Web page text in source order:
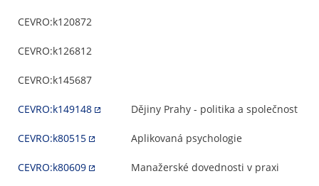
CEVRO:k120872
CEVRO:k126812
CEVRO:k145687
CEVRO:k149148 Dějiny Prahy - politika a společnost
CEVRO:k80515 Aplikovaná psychologie
CEVRO:k80609 Manažerské dovednosti v praxi